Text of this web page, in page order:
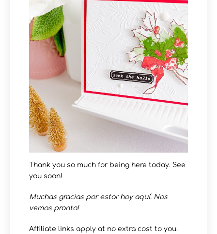
Thank you so much for being here today. See
you soon!
Muchas gracias por estar hoy aquí. Nos
vemos pronto!
Affiliate links apply at no extra cost to you.